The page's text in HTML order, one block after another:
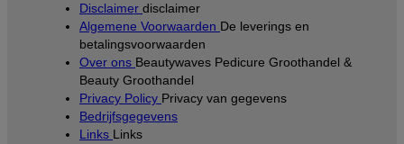
Disclaimer disclaimer
Algemene Voorwaarden De leverings en
betalingsvoorwaarden
Over ons Beautywaves Pedicure Groothandel &
Beauty Groothandel
Privacy Policy Privacy van gegevens
Bedrijfsgegevens
Links Links